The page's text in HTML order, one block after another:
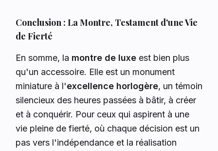
Conclusion : La Montre, Testament d'une Vie
de Fierté
En somme, la montre de luxe est bien plus
qu'un accessoire. Elle est un monument
miniature à l'excellence horlogère, un témoin
silencieux des heures passées à bâtir, à créer
et à conquérir. Pour ceux qui aspirent à une
vie pleine de fierté, où chaque décision est un
pas vers l'indépendance et la réalisation